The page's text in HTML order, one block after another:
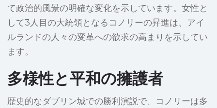
て政治的風景の明確な変化を示しています。女性と
して3人目の大統領となるコノリーの昇進は、アイ
ルランドの人々の変革への欲求の高まりを示してい
ます。
多様性と平和の擁護者
歴史的なダブリン城での勝利演説で、コノリーは多